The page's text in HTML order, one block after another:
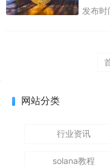
政策演
发布
网站分类
行业资讯
solana教程